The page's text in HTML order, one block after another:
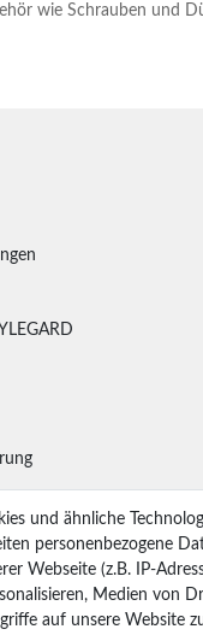
wie Schrauben und
und ähnliche
personenbezogene
Webseite (z.B. IP-
Medien von
auf unsere Website